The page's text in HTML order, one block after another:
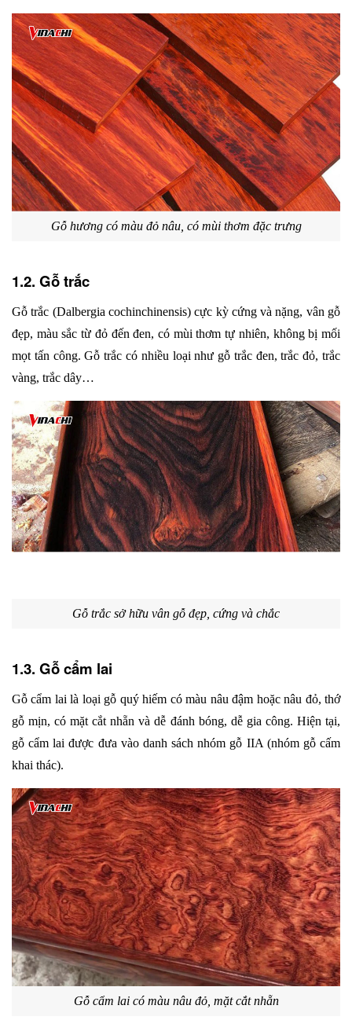
Gỗ hương có màu đỏ nâu, có mùi thơm đặc trưng
1.2. Gỗ trắc
Gỗ trắc (Dalbergia cochinchinensis) cực kỳ cứng và nặng, vân gỗ
đẹp, màu sắc từ đỏ đến đen, có mùi thơm tự nhiên, không bị mối
mọt tấn công. Gỗ trắc có nhiều loại như gỗ trắc đen, trắc đỏ, trắc
vàng, trắc dây…
Gỗ trắc sở hữu vân gỗ đẹp, cứng và chắc
1.3. Gỗ cẩm lai
Gỗ cẩm lai là loại gỗ quý hiếm có màu nâu đậm hoặc nâu đỏ, thớ
gỗ mịn, có mặt cắt nhẵn và dễ đánh bóng, dễ gia công. Hiện tại,
gỗ cẩm lai được đưa vào danh sách nhóm gỗ IIA (nhóm gỗ cấm
khai thác).
Gỗ cẩm lai có màu nâu đỏ, mặt cắt nhẵn